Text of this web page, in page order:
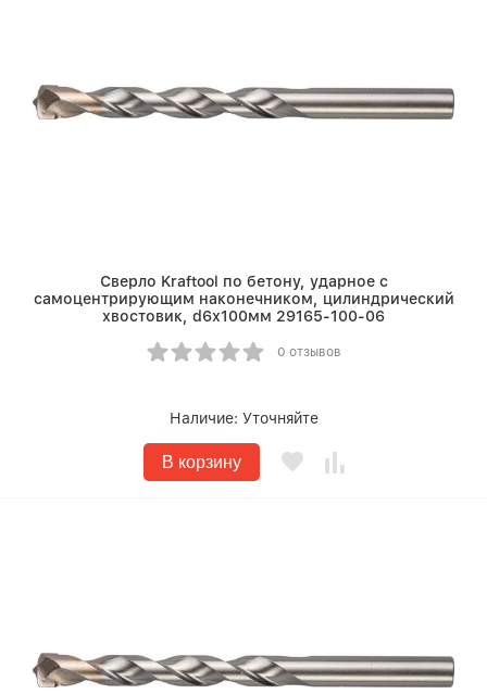
Сверло Kraftool по бетону, ударное с
самоцентрирующим наконечником, цилиндрический
хвостовик, d6х100мм 29165-100-06
0 отзывов
Наличие: Уточняйте
В корзину